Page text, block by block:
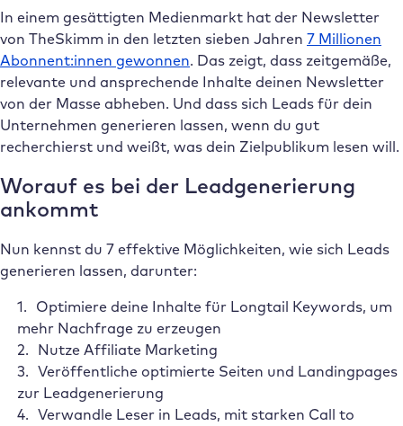
In einem gesättigten Medienmarkt hat der Newsletter
von TheSkimm in den letzten sieben Jahren 7 Millionen
Abonnent:innen gewonnen. Das zeigt, dass zeitgemäße,
relevante und ansprechende Inhalte deinen Newsletter
von der Masse abheben. Und dass sich Leads für dein
Unternehmen generieren lassen, wenn du gut
recherchierst und weißt, was dein Zielpublikum lesen will.
Worauf es bei der Leadgenerierung
ankommt
Nun kennst du 7 effektive Möglichkeiten, wie sich Leads
generieren lassen, darunter:
Optimiere deine Inhalte für Longtail Keywords, um
mehr Nachfrage zu erzeugen
Nutze Affiliate Marketing
Veröffentliche optimierte Seiten und Landingpages
zur Leadgenerierung
Verwandle Leser in Leads, mit starken Call to